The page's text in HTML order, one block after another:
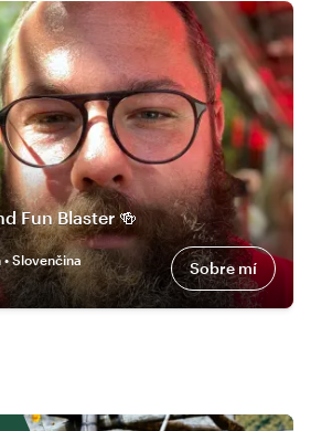
Fun Blaster 🍻
• Slovenčina
Sobre mí